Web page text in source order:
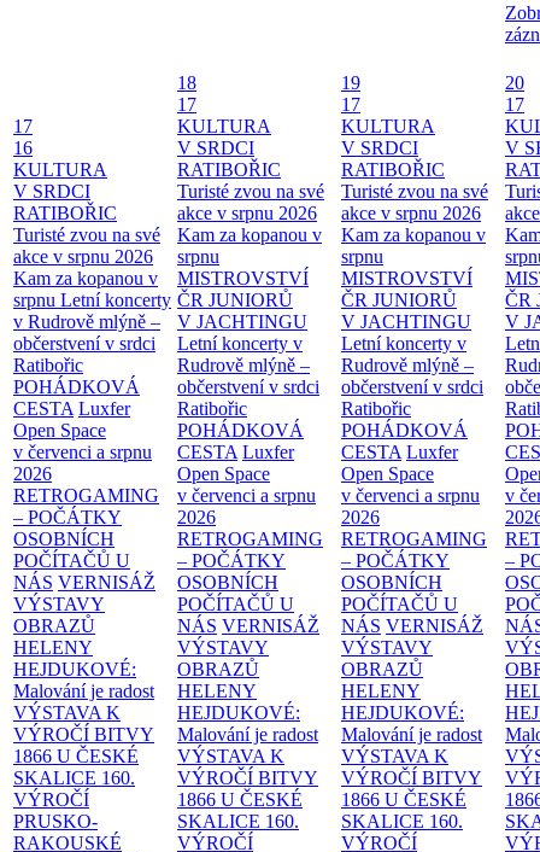
17
16
KULTURA
V SRDCI
RATIBOŘIC
Turisté zvou na své
akce v srpnu 2026
Kam za kopanou v
srpnu Letní koncerty
v Rudrově mlýně –
občerstvení v srdci
Ratibořic
POHÁDKOVÁ
CESTA Luxfer
Open Space
v červenci a srpnu
2026
RETROGAMING
– POČÁTKY
OSOBNÍCH
POČÍTAČŮ U
NÁS VERNISÁŽ
VÝSTAVY
OBRAZŮ
HELENY
HEJDUKOVÉ:
Malování je radost
VÝSTAVA K
VÝROČÍ BITVY
1866 U ČESKÉ
SKALICE 160.
VÝROČÍ
PRUSKO-
RAKOUSKÉ
18
17
KULTURA
V SRDCI
RATIBOŘIC
Turisté zvou na své
akce v srpnu 2026
Kam za kopanou v
srpnu
MISTROVSTVÍ
ČR JUNIORŮ
V JACHTINGU
Letní koncerty v
Rudrově mlýně –
občerstvení v srdci
Ratibořic
POHÁDKOVÁ
CESTA Luxfer
Open Space
v červenci a srpnu
2026
RETROGAMING
– POČÁTKY
OSOBNÍCH
POČÍTAČŮ U
NÁS VERNISÁŽ
VÝSTAVY
OBRAZŮ
HELENY
HEJDUKOVÉ:
Malování je radost
VÝSTAVA K
VÝROČÍ BITVY
1866 U ČESKÉ
SKALICE 160.
VÝROČÍ
19
17
KULTURA
V SRDCI
RATIBOŘIC
Turisté zvou na své
akce v srpnu 2026
Kam za kopanou v
srpnu
MISTROVSTVÍ
ČR JUNIORŮ
V JACHTINGU
Letní koncerty v
Rudrově mlýně –
občerstvení v srdci
Ratibořic
POHÁDKOVÁ
CESTA Luxfer
Open Space
v červenci a srpnu
2026
RETROGAMING
– POČÁTKY
OSOBNÍCH
POČÍTAČŮ U
NÁS VERNISÁŽ
VÝSTAVY
OBRAZŮ
HELENY
HEJDUKOVÉ:
Malování je radost
VÝSTAVA K
VÝROČÍ BITVY
1866 U ČESKÉ
SKALICE 160.
VÝROČÍ
20
17
V
ČR
V
v
–